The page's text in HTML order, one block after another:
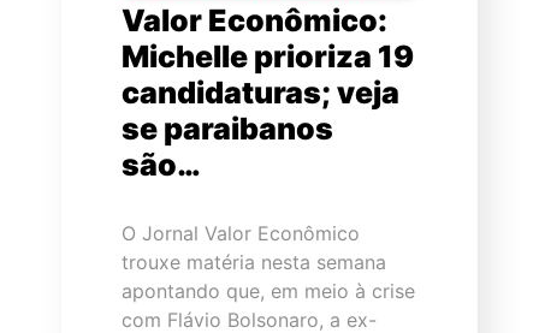
Valor Econômico:
Michelle prioriza 19
candidaturas; veja
se paraibanos
são…
O Jornal Valor Econômico
trouxe matéria nesta semana
apontando que, em meio à crise
com Flávio Bolsonaro, a ex-